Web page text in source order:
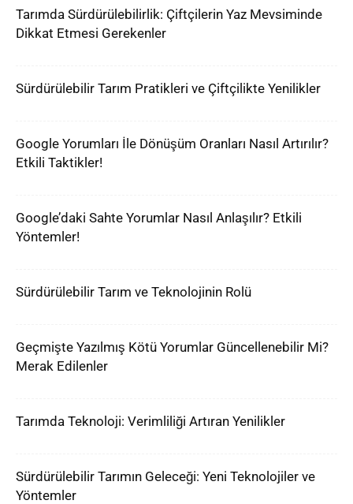
Tarımda Sürdürülebilirlik: Çiftçilerin Yaz Mevsiminde
Dikkat Etmesi Gerekenler
Sürdürülebilir Tarım Pratikleri ve Çiftçilikte Yenilikler
Google Yorumları İle Dönüşüm Oranları Nasıl Artırılır?
Etkili Taktikler!
Google’daki Sahte Yorumlar Nasıl Anlaşılır? Etkili
Yöntemler!
Sürdürülebilir Tarım ve Teknolojinin Rolü
Geçmişte Yazılmış Kötü Yorumlar Güncellenebilir Mi?
Merak Edilenler
Tarımda Teknoloji: Verimliliği Artıran Yenilikler
Sürdürülebilir Tarımın Geleceği: Yeni Teknolojiler ve
Yöntemler